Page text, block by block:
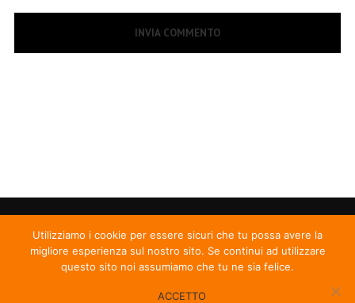
Utilizziamo i cookie per essere sicuri che tu possa avere la
migliore esperienza sul nostro sito. Se continui ad utilizzare
questo sito noi assumiamo che tu ne sia felice.
ACCETTO